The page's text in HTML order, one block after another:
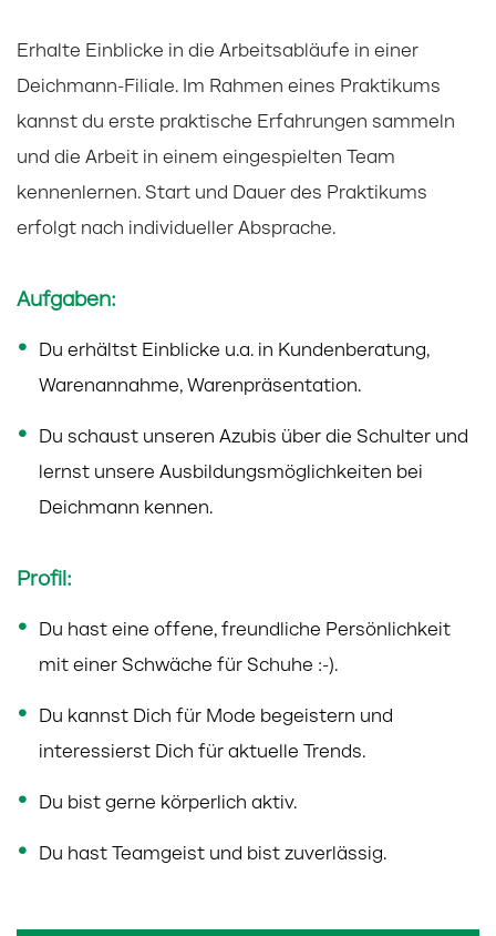
Erhalte Einblicke in die Arbeitsabläufe in einer
Deichmann-Filiale. Im Rahmen eines Praktikums
kannst du erste praktische Erfahrungen sammeln
und die Arbeit in einem eingespielten Team
kennenlernen. Start und Dauer des Praktikums
erfolgt nach individueller Absprache.
Aufgaben:
Du erhältst Einblicke u.a. in Kundenberatung,
Warenannahme, Warenpräsentation.
Du schaust unseren Azubis über die Schulter und
lernst unsere Ausbildungsmöglichkeiten bei
Deichmann kennen.
Profil:
Du hast eine offene, freundliche Persönlichkeit
mit einer Schwäche für Schuhe :-).
Du kannst Dich für Mode begeistern und
interessierst Dich für aktuelle Trends.
Du bist gerne körperlich aktiv.
Du hast Teamgeist und bist zuverlässig.